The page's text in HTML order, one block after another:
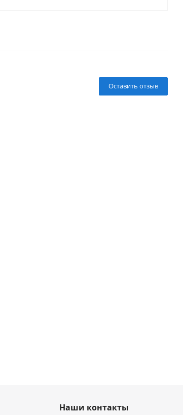
Оставить отзыв
Наши контакты